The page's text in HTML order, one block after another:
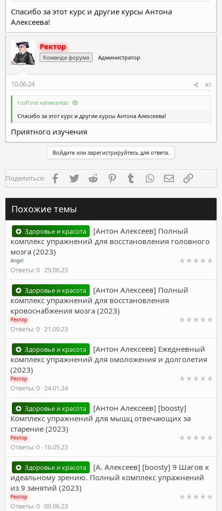
Спасибо за этот курс и другие курсы Антона
Алексеева!
Ректор
Команда форума Администратор
10.06.24 #3
rusfrost написал(а):
Спасибо за этот курс и другие курсы Антона Алексеева!
Приятного изучения
Войдите или зарегистрируйтесь для ответа.
Поделиться: FacebookTwitter Reddit PinterestTumblr WhatsAppЭлектронная
Похожие темы
Здоровье и красота
[Антон Алексеев] Полный
комплекс упражнений для восстановления головного
мозга (2023)
Angel
Ответы 0 29.06.23
Здоровье и красота
[Антон Алексеев] Полный
комплекс упражнений для восстановления
кровоснабжения мозга (2023)
Ректор
Ответы 0 21.09.23
Здоровье и красота
[Антон Алексеев] Ежедневный
комплекс упражнений для омоложения и долголетия
(2023)
Ректор
Ответы 0 24.01.24
Здоровье и красота
[Антон Алексеев] [boosty]
Комплекс упражнений для мышц отвечающих за
старение (2023)
Ректор
Ответы 0 16.05.23
Здоровье и красота
[А. Алексеев] [boosty] 9 Шагов к
идеальному зрению. Полный комплекс упражнений
из 9 занятий (2023)
Ректор
Ответы 0 09.06.23